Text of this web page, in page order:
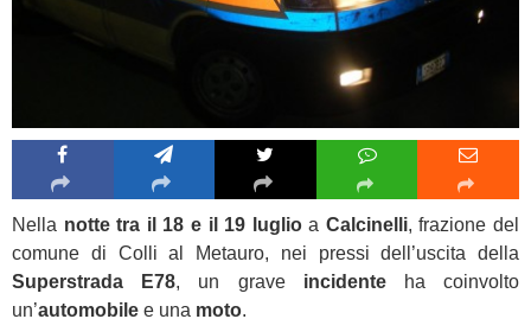
Nella notte tra il 18 e il 19 luglioa Calcinelli, frazione del
comune di Colli al Metauro, nei pressi dell’uscita della
Superstrada E78, un grave incidenteha coinvolto
un’automobile e una moto.